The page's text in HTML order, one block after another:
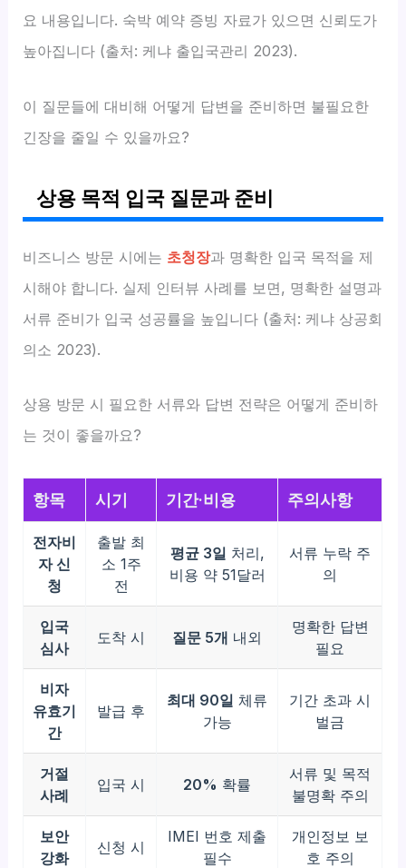
요 내용입니다. 숙박 예약 증빙 자료가 있으면 신뢰도가
높아집니다 (출처: 케냐 출입국관리 2023).
이 질문들에 대비해 어떻게 답변을 준비하면 불필요한
긴장을 줄일 수 있을까요?
상용 목적 입국 질문과 준비
비즈니스 방문 시에는 초청장과 명확한 입국 목적을 제
시해야 합니다. 실제 인터뷰 사례를 보면, 명확한 설명과
서류 준비가 입국 성공률을 높입니다 (출처: 케냐 상공회
의소 2023).
상용 방문 시 필요한 서류와 답변 전략은 어떻게 준비하
는 것이 좋을까요?
항목 시기 기간·비용 주의사항
전자비
자 신
청
출발 최
소 1주
전
평균 3일 처리,
비용 약 51달러
서류 누락 주
의
입국
심사
도착 시 질문 5개 내외
명확한 답변
필요
비자
유효기
간
발급 후
최대 90일 체류
가능
기간 초과 시
벌금
거절
사례
입국 시 20% 확률
서류 및 목적
불명확 주의
보안
강화
신청 시
IMEI 번호 제출
필수
개인정보 보
호 주의